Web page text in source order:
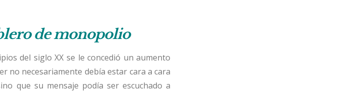
de monopolio
del siglo XX se le concedió un aumento
no necesariamente debía estar cara a cara
que su mensaje podía ser escuchado a